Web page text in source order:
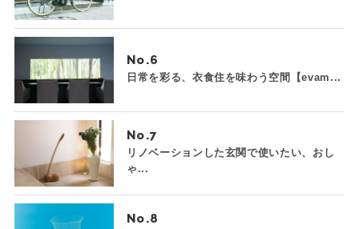
No.
日常を彩る、衣食住を味わう空間【evam...
No.
リノベーションした玄関で使いたい、おし
ゃ...
No.